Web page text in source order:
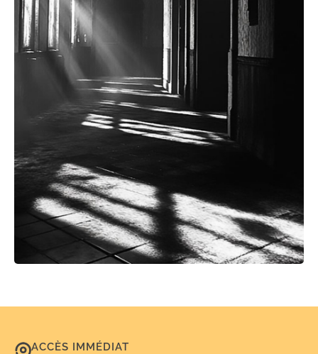
ACCÈS IMMÉDIAT